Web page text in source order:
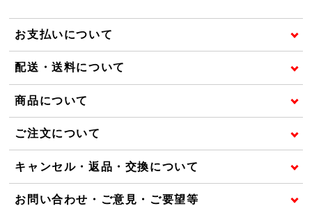
お支払いについて
配送・送料について
商品について
ご注文について
キャンセル・返品・交換について
お問い合わせ・ご意見・ご要望等